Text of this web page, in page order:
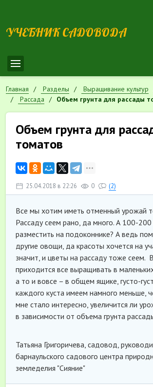
УЧЕБНИК САДОВОДА
Главная Разделы Выращивание культур
Рассада
Объем грунта для рассады
Объем грунта для
томатов
25.04.2018 в 22:26 0 (2)
Все мы хотим иметь отменный урожай
Рассаду сеем рано, да много. А 100-200
разместить на подоконнике? А ведь
другие овощи, да красоты хочется на
значит, и цветы на рассаду тоже сеем.
приходится все выращивать в
а то и вовсе – в общем ящике, густо-
каждого куста имеем намного меньше,
мне стало интересно, увеличится ли
в зависимости от объема грунта
Татьяна Григоричева, садовод,
барнаульского садового центра
земледелия "Сияние"